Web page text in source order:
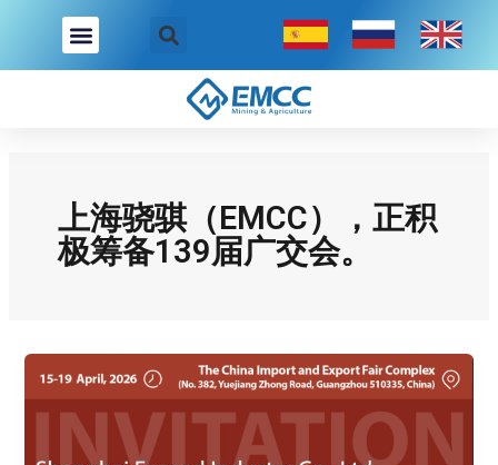
内
上海骁骐（EMCC），正积
极筹备139届广交会。